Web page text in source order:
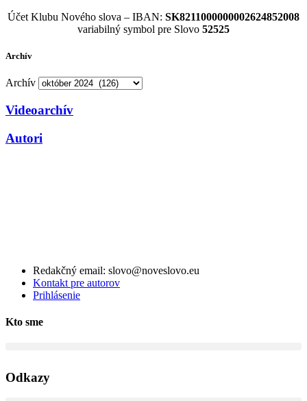
Účet Klubu Nového slova – IBAN: SK8211000000002624852008
variabilný symbol pre Slovo 52525
Archív
Archív
Videoarchív
Autori
Redakčný email: slovo@noveslovo.eu
Kontakt pre autorov
Prihlásenie
Kto sme
Odkazy